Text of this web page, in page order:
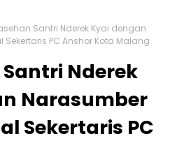
Santri Nderek Kyai dengan
PC Anshor Kota Malang
Nderek
Narasumber
Sekertaris PC